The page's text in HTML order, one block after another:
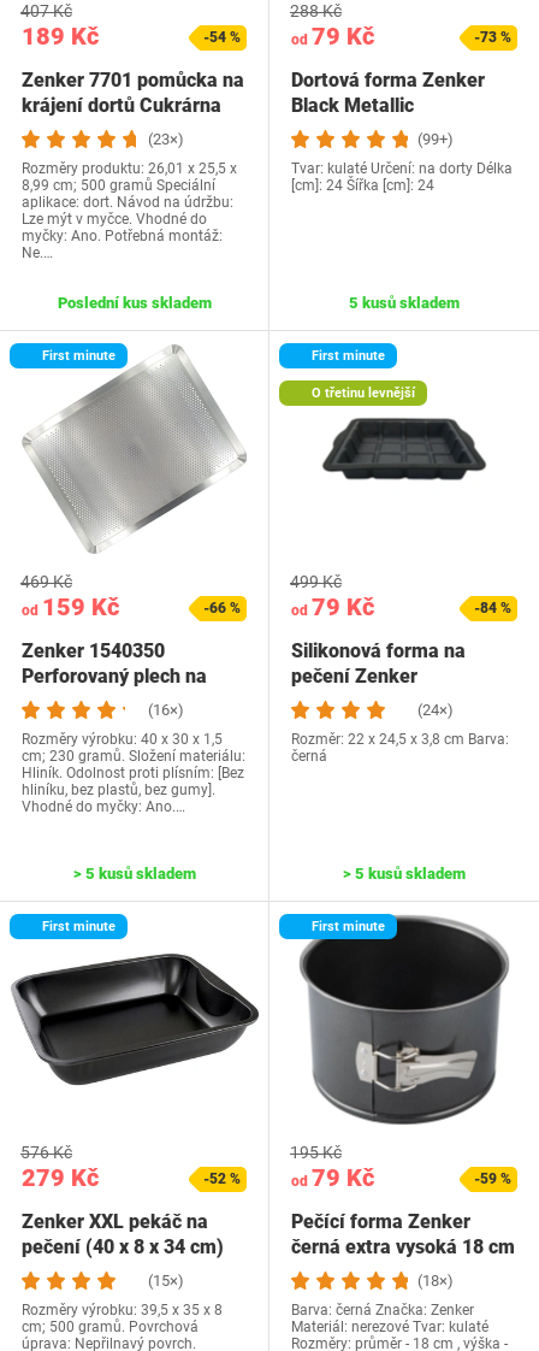
189 Kč
407 Kč
-54 %
Zenker 7701 pomůcka na
krájení dortů Cukrárna
pro Ø 26 a Ø…
(23×)
Rozměry produktu: 26,01 x 25,5 x
8,99 cm; 500 gramů Speciální
aplikace: dort. Návod na údržbu:
Lze mýt v myčce. Vhodné do
myčky: Ano. Potřebná montáž:
Ne.…
Poslední kus skladem
od 79 Kč
288 Kč
-73 %
Dortová forma Zenker
Black Metallic
(99+)
Tvar: kulaté Určení: na dorty Délka
[cm]: 24 Šířka [cm]: 24
5 kusů skladem
First minute
od 159 Kč
469 Kč
-66 %
Zenker 1540350
Perforovaný plech na
pečení z nerezové…
(16×)
Rozměry výrobku: 40 x 30 x 1,5
cm; 230 gramů. Složení materiálu:
Hliník. Odolnost proti plísním: [Bez
hliníku, bez plastů, bez gumy].
Vhodné do myčky: Ano.…
> 5 kusů skladem
First minute
O třetinu levnější
od 79 Kč
499 Kč
-84 %
Silikonová forma na
pečení Zenker
(24×)
Rozměr: 22 x 24,5 x 3,8 cm Barva:
černá
> 5 kusů skladem
First minute
279 Kč
576 Kč
-52 %
Zenker XXL pekáč na
pečení (40 x 8 x 34 cm)
SPECIAL…
(15×)
Rozměry výrobku: 39,5 x 35 x 8
cm; 500 gramů. Povrchová
úprava: Nepřilnavý povrch.
First minute
od 79 Kč
195 Kč
-59 %
Pečící forma Zenker
černá extra vysoká 18 cm
(18×)
Barva: černá Značka: Zenker
Materiál: nerezové Tvar: kulaté
Rozměry: průměr - 18 cm , výška -